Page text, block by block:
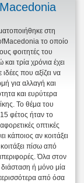
στη
το οποίο
φοιτητές του
τρία χρόνια έχει
που αξίζει να
για αλλαγή και
και ευρύτερα
Το θέμα του
φέτος ήταν το
οπτικές
κάποιος αν κοιτάξει
πίσω από
Όλα στον
ή μόνο μία
από όσα